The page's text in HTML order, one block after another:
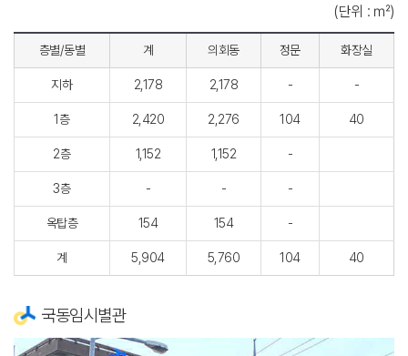
(단위 : ㎡)
층별/동별 계 의회동 정문 화장실
지하 2,178 2,178 - -
1층 2,420 2,276 104 40
2층 1,152 1,152 -
3층 - - -
옥탑층 154 154 -
계 5,904 5,760 104 40
국동임시별관